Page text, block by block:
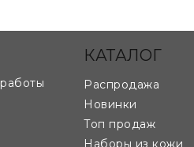
КАТАЛОГ
Распродажа
Новинки
Топ продаж
Наборы из кожи